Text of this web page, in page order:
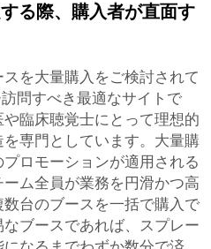
る際、購入者が直面す
を大量購入をご検討されて
問すべき最適なサイトで
臨床聴覚士にとって理想的
専門としています。大量購
ロモーションが適用される
ム全員が業務を円滑かつ高
台のブースを一括で購入で
ブースであれば、スプレー